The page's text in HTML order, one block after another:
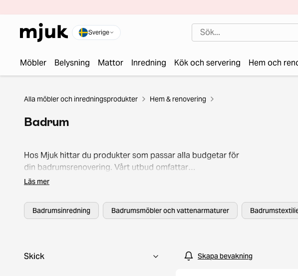
Sverige
Möbler Belysning Mattor Inredning Kök och servering Hem och
Alla möbler och inredningsprodukter Hem & renovering
Badrum
Hos Mjuk hittar du produkter som passar alla budgetar för
din badrumsrenovering. Vårt utbud omfattar
badrumstillbehör allt från handdukshängare till speglar och
detaljer.
Läs mer
Badrumsinredning Badrumsmöbler och vattenarmaturer
Skick Skapa bevakning